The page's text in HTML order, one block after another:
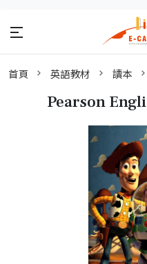
首頁 英語教材 讀本
Pearson